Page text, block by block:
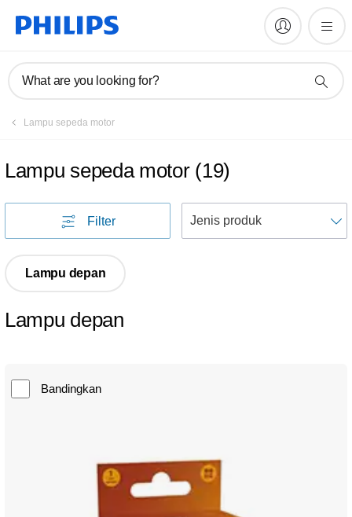
What are you looking for?
Lampu sepeda motor
Lampu sepeda motor (19)
Filter
Lampu depan
Lampu depan
Bandingkan